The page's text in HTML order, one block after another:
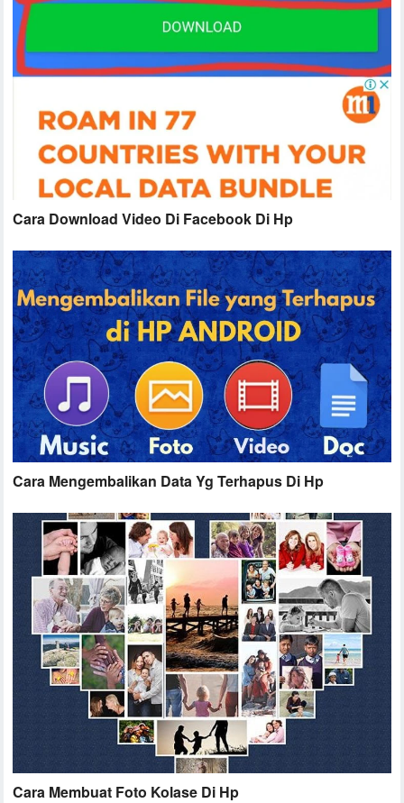
Cara Download Video Di Facebook Di Hp
Cara Mengembalikan Data Yg Terhapus Di Hp
Cara Membuat Foto Kolase Di Hp